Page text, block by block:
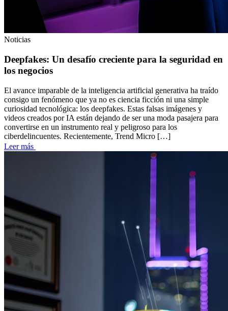
Desarrollo de aplicaciones móviles
Cloud Solutions
Staffing
Hunting
Soluciones basadas en datos
IA Conversacional
Integración Ecommerce
Cotiza tus proyectos
Noticias
Deepfakes: Un desafío creciente para la seguridad en
los negocios
El avance imparable de la inteligencia artificial generativa ha traído
consigo un fenómeno que ya no es ciencia ficción ni una simple
curiosidad tecnológica: los deepfakes. Estas falsas imágenes y
videos creados por IA están dejando de ser una moda pasajera para
convertirse en un instrumento real y peligroso para los
ciberdelincuentes. Recientemente, Trend Micro […]
Leer más